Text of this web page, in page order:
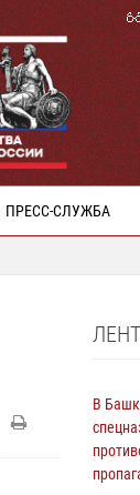
ПРЕСС-СЛУЖБА
В